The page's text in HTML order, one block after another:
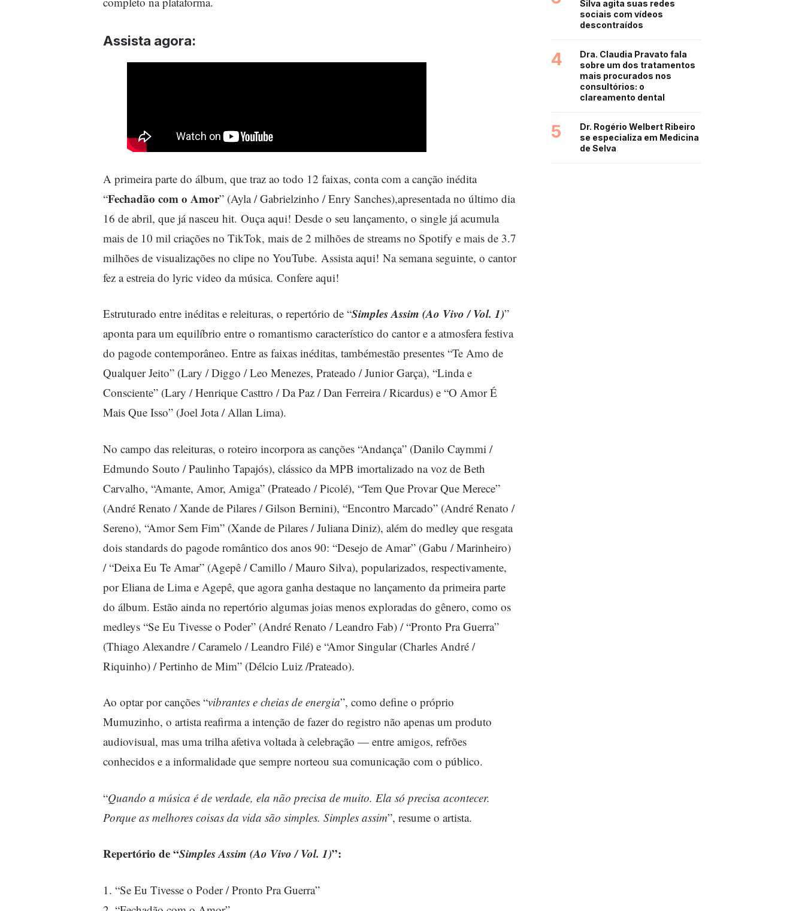
Assista agora:
A primeira parte do álbum, que traz ao todo 12 faixas, conta com a canção inédita
“Fechadão com o Amor” (Ayla / Gabrielzinho / Enry Sanches),apresentada no último dia
16 de abril, que já nasceu hit. Ouça aqui! Desde o seu lançamento, o single já acumula
mais de 10 mil criações no TikTok, mais de 2 milhões de streams no Spotify e mais de 3.7
milhões de visualizações no clipe no YouTube. Assista aqui! Na semana seguinte, o cantor
fez a estreia do lyric video da música. Confere aqui!
Estruturado entre inéditas e releituras, o repertório de “Simples Assim (Ao Vivo / Vol. 1)”
aponta para um equilíbrio entre o romantismo característico do cantor e a atmosfera festiva
do pagode contemporâneo. Entre as faixas inéditas, tambémestão presentes “Te Amo de
Qualquer Jeito” (Lary / Diggo / Leo Menezes, Prateado / Junior Garça), “Linda e
Consciente” (Lary / Henrique Casttro / Da Paz / Dan Ferreira / Ricardus) e “O Amor É
Mais Que Isso” (Joel Jota / Allan Lima).
No campo das releituras, o roteiro incorpora as canções “Andança” (Danilo Caymmi /
Edmundo Souto / Paulinho Tapajós), clássico da MPB imortalizado na voz de Beth
Carvalho, “Amante, Amor, Amiga” (Prateado / Picolé), “Tem Que Provar Que Merece”
(André Renato / Xande de Pilares / Gilson Bernini), “Encontro Marcado” (André Renato /
Sereno), “Amor Sem Fim” (Xande de Pilares / Juliana Diniz), além do medley que resgata
dois standards do pagode romântico dos anos 90: “Desejo de Amar” (Gabu / Marinheiro)
/ “Deixa Eu Te Amar” (Agepê / Camillo / Mauro Silva), popularizados, respectivamente,
por Eliana de Lima e Agepê, que agora ganha destaque no lançamento da primeira parte
do álbum. Estão ainda no repertório algumas joias menos exploradas do gênero, como os
medleys “Se Eu Tivesse o Poder” (André Renato / Leandro Fab) / “Pronto Pra Guerra”
(Thiago Alexandre / Caramelo / Leandro Filé) e “Amor Singular (Charles André /
Riquinho) / Pertinho de Mim” (Délcio Luiz /Prateado).
Ao optar por canções “vibrantes e cheias de energia”, como define o próprio
Mumuzinho, o artista reafirma a intenção de fazer do registro não apenas um produto
audiovisual, mas uma trilha afetiva voltada à celebração — entre amigos, refrões
conhecidos e a informalidade que sempre norteou sua comunicação com o público.
“Quando a música é de verdade, ela não precisa de muito. Ela só precisa acontecer.
Porque as melhores coisas da vida são simples. Simples assim”, resume o artista.
Repertório de “Simples Assim (Ao Vivo / Vol. 1)”:
1. “Se Eu Tivesse o Poder / Pronto Pra Guerra”
Silva agita suas redes
sociais com vídeos
descontraídos
4
Dra. Claudia Pravato fala
sobre um dos tratamentos
mais procurados nos
consultórios: o
clareamento dental
5
Dr. Rogério Welbert Ribeiro
se especializa em Medicina
de Selva